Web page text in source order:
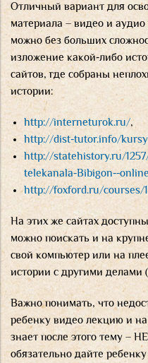
Отличный вариант для
материала – видео и
можно без больших
изложение какой-либо
сайтов, где собраны
истории:
http://interneturok.ru/,
http://dist-tutor.info/
http://statehistory.ru/
telekanala-Bibigon--
http://foxford.ru/courses/
На этих же сайтах
можно поискать и на
свой компьютер или на
истории с другими делами
Важно понимать, что
ребенку видео лекцию и
знает после этого тему –
обязательно дайте